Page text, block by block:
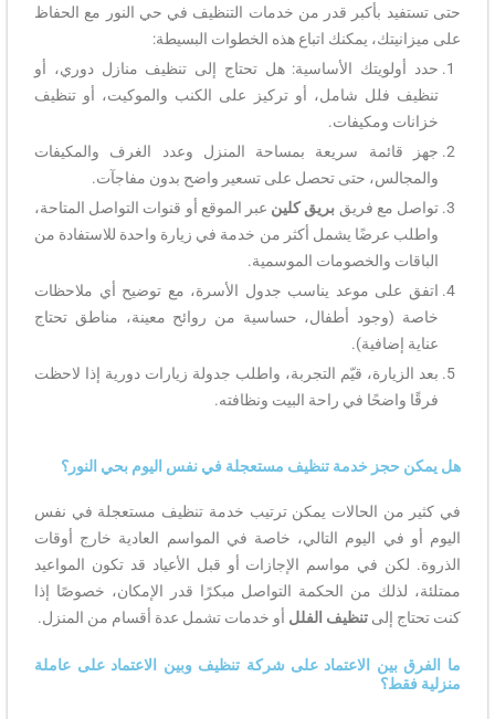
حتى تستفيد بأكبر قدر من خدمات التنظيف في حي النور مع الحفاظ
على ميزانيتك، يمكنك اتباع هذه الخطوات البسيطة:
حدد أولويتك الأساسية: هل تحتاج إلى تنظيف منازل دوري، أو
تنظيف فلل شامل، أو تركيز على الكنب والموكيت، أو تنظيف
خزانات ومكيفات.
جهز قائمة سريعة بمساحة المنزل وعدد الغرف والمكيفات
والمجالس، حتى تحصل على تسعير واضح بدون مفاجآت.
تواصل مع فريق بريق كلين عبر الموقع أو قنوات التواصل المتاحة،
واطلب عرضًا يشمل أكثر من خدمة في زيارة واحدة للاستفادة من
الباقات والخصومات الموسمية.
اتفق على موعد يناسب جدول الأسرة، مع توضيح أي ملاحظات
خاصة (وجود أطفال، حساسية من روائح معينة، مناطق تحتاج
عناية إضافية).
بعد الزيارة، قيّم التجربة، واطلب جدولة زيارات دورية إذا لاحظت
فرقًا واضحًا في راحة البيت ونظافته.
هل يمكن حجز خدمة تنظيف مستعجلة في نفس اليوم بحي النور؟
في كثير من الحالات يمكن ترتيب خدمة تنظيف مستعجلة في نفس
اليوم أو في اليوم التالي، خاصة في المواسم العادية خارج أوقات
الذروة. لكن في مواسم الإجازات أو قبل الأعياد قد تكون المواعيد
ممتلئة، لذلك من الحكمة التواصل مبكرًا قدر الإمكان، خصوصًا إذا
كنت تحتاج إلىتنظيف الفلل أو خدمات تشمل عدة أقسام من المنزل.
ما الفرق بين الاعتماد على شركة تنظيف وبين الاعتماد على عاملة
منزلية فقط؟